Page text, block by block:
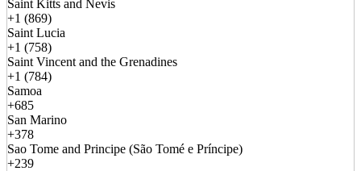
Saint Kitts and Nevis
+1 (869)
Saint Lucia
+1 (758)
Saint Vincent and the Grenadines
+1 (784)
Samoa
+685
San Marino
+378
Sao Tome and Principe (São Tomé e Príncipe)
+239